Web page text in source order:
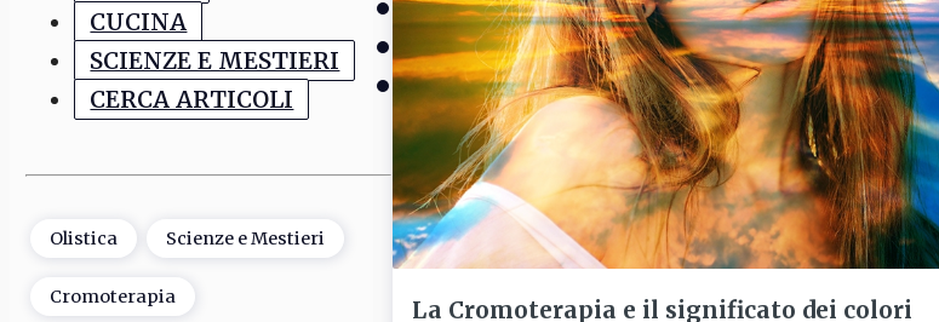
CUCINA
SCIENZE E MESTIERI
CERCA ARTICOLI
Olistica Scienze e Mestieri
Cromoterapia La Cromoterapia e il significato dei colori